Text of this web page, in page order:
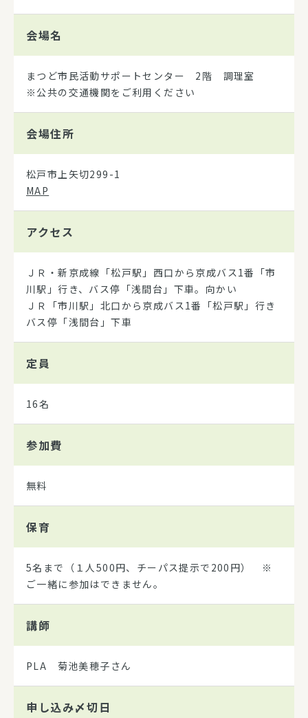
会場名
まつど市民活動サポートセンター 2階 調理室
※公共の交通機関をご利用ください
会場住所
松戸市上矢切299-1
MAP
アクセス
ＪＲ・新京成線「松戸駅」西口から京成バス1番「市
川駅」行き、バス停「浅間台」下車。向かい
ＪＲ「市川駅」北口から京成バス1番「松戸駅」行き
バス停「浅間台」下車
定員
16名
参加費
無料
保育
5名まで（１人500円、チーパス提示で200円） ※
ご一緒に参加はできません。
講師
PLA 菊池美穂子さん
申し込み〆切日